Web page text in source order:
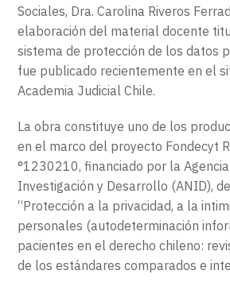
Sociales, Dra. Carolina Riveros
elaboración del material docente
sistema de protección de los datos
fue publicado recientemente en el
Academia Judicial Chile.
La obra constituye uno de los
en el marco del proyecto Fondecyt
°1230210, financiado por la
Investigación y Desarrollo (ANID),
“Protección a la privacidad, a la
personales (autodeterminación
pacientes en el derecho chileno:
de los estándares comparados e